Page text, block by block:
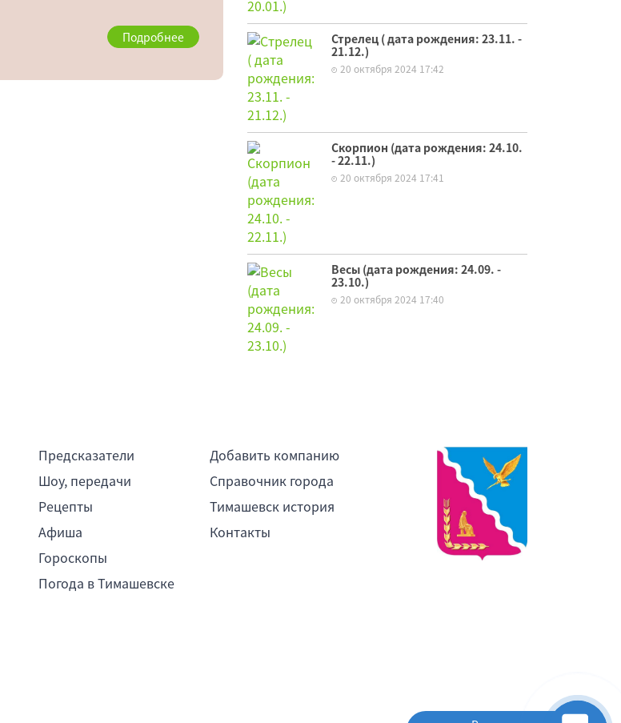
Подробнее
Стрелец ( дата рождения: 23.11. -
21.12.)
20 октября 2024 17:42
Скорпион (дата рождения: 24.10.
- 22.11.)
20 октября 2024 17:41
Весы (дата рождения: 24.09. -
23.10.)
20 октября 2024 17:40
Предсказатели
Шоу, передачи
Рецепты
Афиша
Гороскопы
Погода в Тимашевске
Добавить компанию
Справочник города
Тимашевск история
Контакты